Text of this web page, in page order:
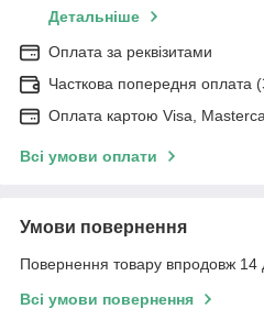
Детальніше
Оплата за реквізитами
Часткова попередня оплата
Оплата картою Visa,
Всі умови оплати
Умови повернення
Повернення товару впродовж 14
Всі умови повернення